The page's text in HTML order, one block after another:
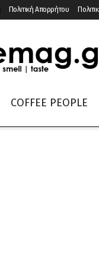
Πολιτική Απορρήτου
COFFEE PEOPLE